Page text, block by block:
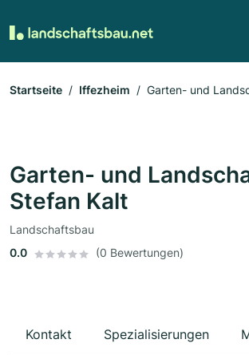
Startseite Iffezheim
Garten- und
Garten- und
Stefan Kalt
Landschaftsbau
0.0
(0 Bewertungen)
Kontakt Spezialisierungen